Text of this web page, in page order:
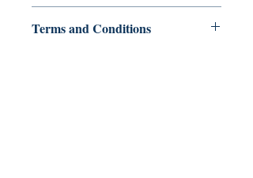
Terms and Conditions